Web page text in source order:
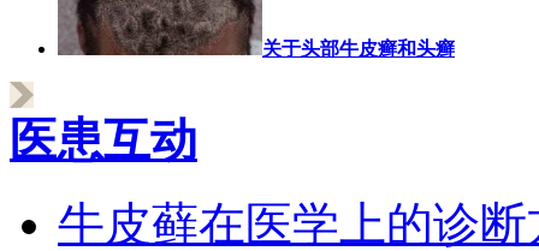
关于头部牛皮癣和头癣
医患互动
牛皮藓在医学上的诊断